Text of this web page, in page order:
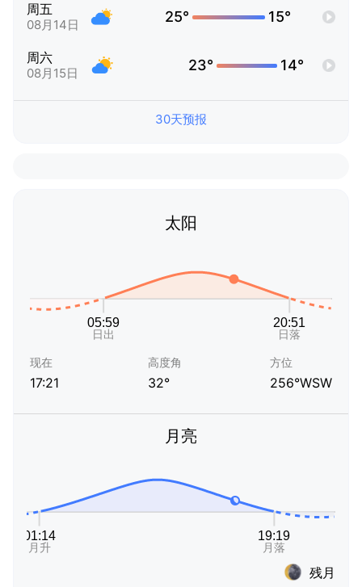
周五
08月14日 25° 15°
周六
08月15日 23° 14°
30天预报
太阳
现在
17:21
高度角
32°
方位
256°WSW
月亮
残月